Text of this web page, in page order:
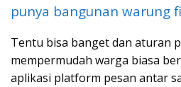
punya bangunan warung
Tentu bisa banget dan aturan
mempermudah warga biasa
aplikasi platform pesan antar